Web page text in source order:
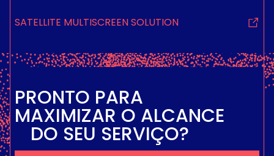
SATELLITE MULTISCREEN SOLUTION
PRONTO PARA
MAXIMIZAR O ALCANCE
DO SEU SERVIÇO?